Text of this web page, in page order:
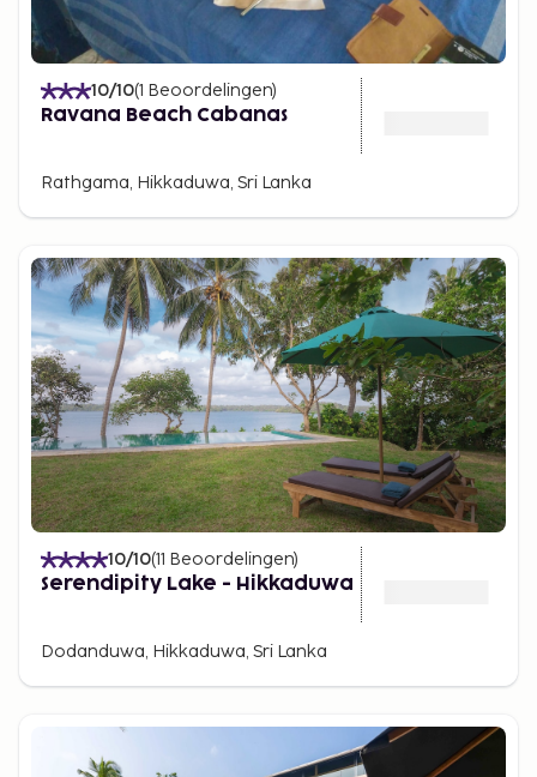
10/10(1 Beoordelingen)
Ravana Beach Cabanas
Rathgama, Hikkaduwa, Sri Lanka
10/10(11 Beoordelingen)
Serendipity Lake - Hikkaduwa
Dodanduwa, Hikkaduwa, Sri Lanka